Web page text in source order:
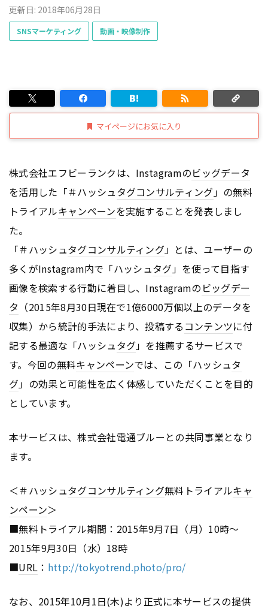
更新日: 2018年06月28日
SNSマーケティング 動画・映像制作
マイページにお気に入り
株式会社エフビーランクは、Instagramのビッグデータ
を活用した「＃ハッシュタグコンサルティング」の無料
トライアルキャンペーンを実施することを発表しまし
た。
「＃ハッシュタグコンサルティング」とは、ユーザーの
多くがInstagram内で「ハッシュタグ」を使って目指す
画像を検索する行動に着目し、Instagramの ビッグデー
タ （2015年8月30日現在で1億6000万個以上のデータを
収集）から統計的手法により、投稿する コンテンツに付
記する最適な「ハッシュタグ」を推薦するサービスで
す。今回の無料キャンペーンでは、この「ハッシュタ
グ」の効果と可能性を広く体感していただくことを目的
としています。
本サービスは、株式会社電通ブルーとの共同事業となり
ます。
＜＃ハッシュタグコンサルティング無料トライアルキャ
ンペーン＞
■無料トライアル期間：2015年9月7日（月）10時〜
2015年9月30日（水）18時
■URL ： http://tokyotrend.photo/pro/
なお、2015年10月1日(木)より正式に本サービスの提供